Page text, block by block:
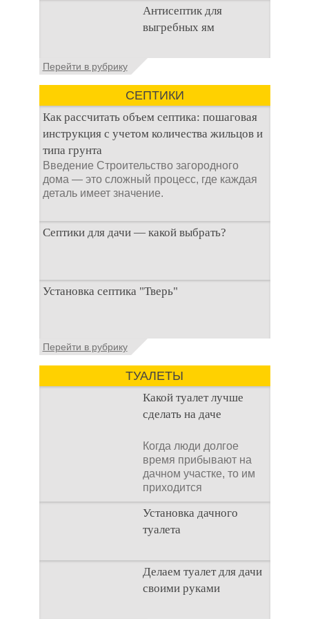
канализационного
стока или выгребной
не самым приятным
Антисептик для
выгребных ям
Общие сведения об
Антисептик для
выгребных ям – это
специальные
Перейти в рубрику
СЕПТИКИ
Как рассчитать объем септика: пошаговая
инструкция с учетом количества жильцов и
типа грунта
Введение Строительство загородного
дома — это сложный процесс, где каждая
деталь имеет значение.
Септики для дачи — какой выбрать?
При строительстве дачи одной из
первоочередных задач становится
Установка септика "Тверь"
Установка септика Тверь - важнейший
аспект утилизации сточных вод в частных
домах и на загородных
Перейти в рубрику
ТУАЛЕТЫ
Какой туалет лучше
сделать на даче
Когда люди долгое
время прибывают на
дачном участке, то им
приходится
подстраивать все
условия
Установка дачного
туалета
Наличие туалета на
даче не является
необходимостью для
многие люди думают,
Делаем туалет для дачи
своими руками